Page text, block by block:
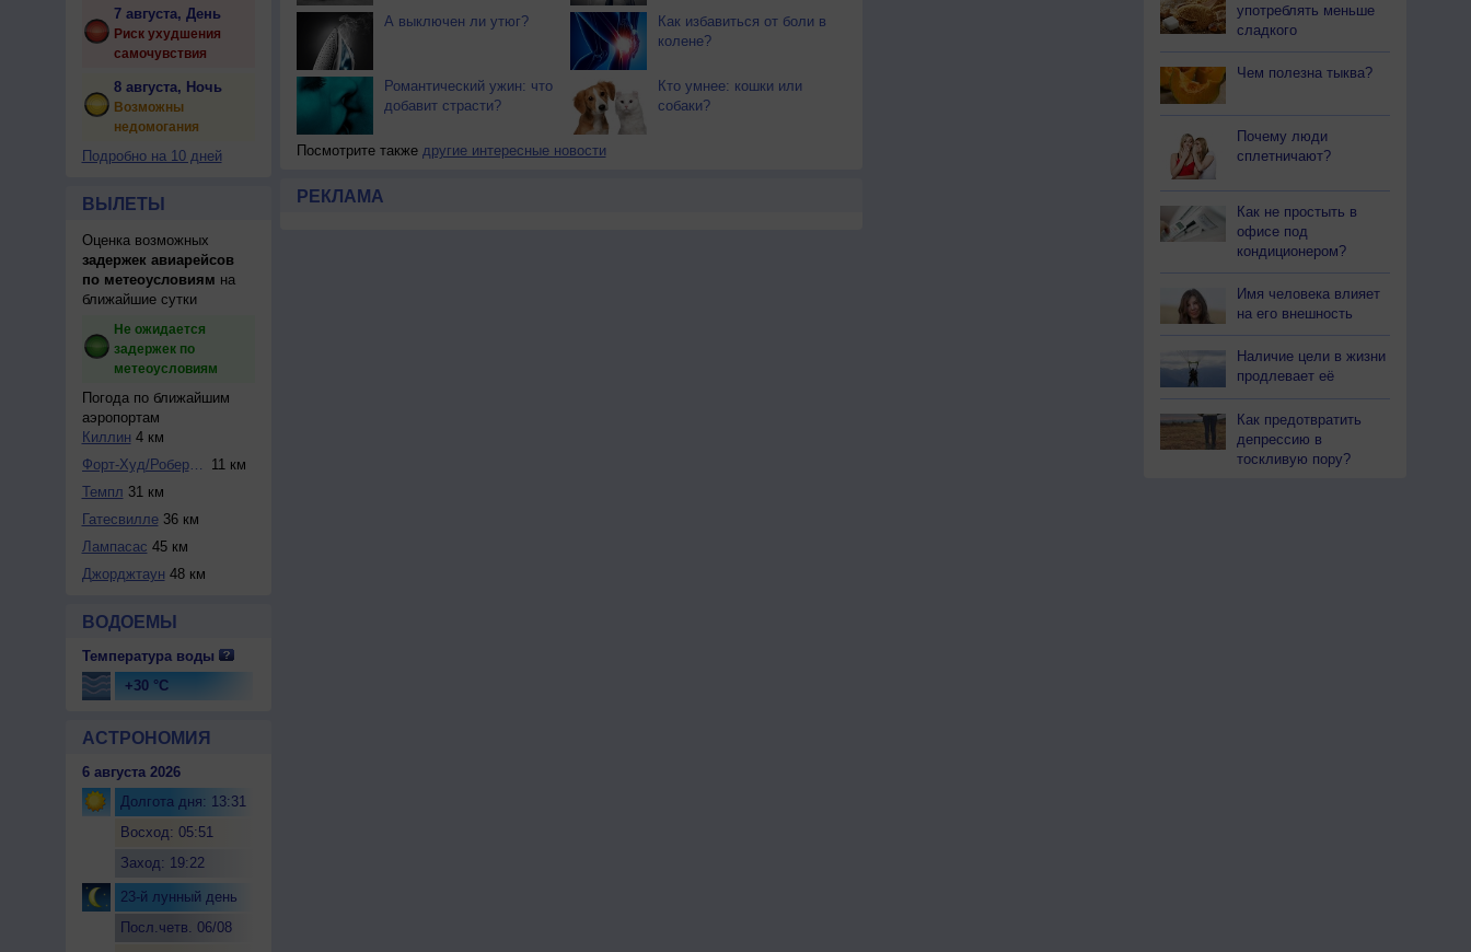
7 августа, День
Риск ухудшения
самочувствия
8 августа, Ночь
Возможны
недомогания
Подробно на 10 дней
ВЫЛЕТЫ
Оценка возможных
задержек авиарейсов
по метеоусловиям на
ближайшие сутки
Не ожидается
задержек по
метеоусловиям
Погода по ближайшим
аэропортам
Киллин 4 км
Форт-Худ/Роберт-Г...
11 км
Темпл 31 км
Гатесвилле36 км
Лампасас 45 км
Джорджтаун 48 км
ВОДОЕМЫ
Температура воды
+30 °C
АСТРОНОМИЯ
6 августа 2026
Долгота дня: 13:31
Восход: 05:51
Заход: 19:22
23-й лунный день
Посл.четв. 06/08
А выключен ли утюг?
Как избавиться от боли в
колене?
Романтический ужин: что
добавит страсти?
Кто умнее: кошки или
собаки?
Посмотрите также другие интересные новости
РЕКЛАМА
употреблять меньше
сладкого
Чем полезна тыква?
Почему люди
сплетничают?
Как не простыть в
офисе под
кондиционером?
Имя человека влияет
на его внешность
Наличие цели в жизни
продлевает её
Как предотвратить
депрессию в
тоскливую пору?